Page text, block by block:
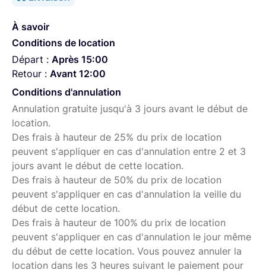
exclusive SIGMA USB DOCK
Un objectif parfaitement adapté à la vidéo sur reflex
et hybride et apprécié des vidéastes
À savoir
Conditions de location
Départ : Après 15:00
Retour : Avant 12:00
Conditions d'annulation
Annulation gratuite jusqu'à 3 jours avant le début de
location.
Des frais à hauteur de 25% du prix de location
peuvent s'appliquer en cas d'annulation entre 2 et 3
jours avant le début de cette location.
Des frais à hauteur de 50% du prix de location
peuvent s'appliquer en cas d'annulation la veille du
début de cette location.
Des frais à hauteur de 100% du prix de location
peuvent s'appliquer en cas d'annulation le jour même
du début de cette location. Vous pouvez annuler la
location dans les 3 heures suivant le paiement pour